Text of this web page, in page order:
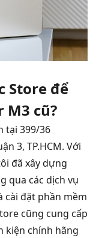
Store để
cũ?
tại 399/36
3, TP.HCM. Với
đã xây dựng
qua các dịch vụ
cài đặt phần mềm
cũng cung cấp
kiện chính hãng